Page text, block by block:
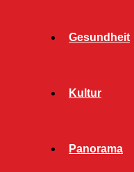
Gesundheit
Kultur
Panorama